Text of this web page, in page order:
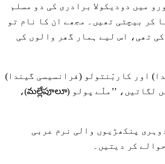
گاؤں کولکلورو میں دودیکولا برادری کی دو مسلم
کر بیچتی تھیں۔ مجھے ان کا نام تو
تھی، اس لیے ہمار گھر والوں کی
اور کاربّنتولو (فرانسیسی گیندا)
کے پھولوں سے مالا بنا کر بیچتی تھیں۔ وہ پھولوں کو بانس کی ٹوکری میں لے کر اپنی کہنی سے لٹکائے گھومتیں اور صدائیں لگاتیں، ’’ملّے پولو (మల్లేపూలూ)،
پنکھڑیوں والی نرم عربی
کر دیتیں۔